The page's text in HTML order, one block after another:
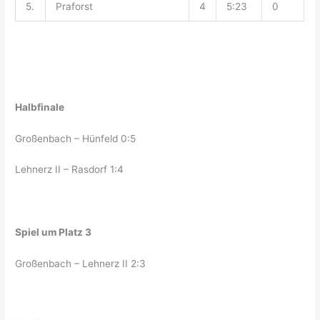
5. Praforst 4 5:23 0
Halbfinale
Großenbach – Hünfeld 0:5
Lehnerz II – Rasdorf 1:4
Spiel um Platz 3
Großenbach – Lehnerz II 2:3